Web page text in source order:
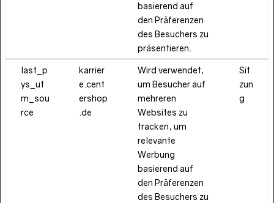
basierend auf
den Präferenzen
des Besuchers zu
präsentieren.
last_p
ys_ut
m_sou
rce
karrier
e.cent
ershop
.de
Wird verwendet,
um Besucher auf
mehreren
Websites zu
tracken, um
relevante
Werbung
basierend auf
den Präferenzen
des Besuchers zu
Sit
zun
g